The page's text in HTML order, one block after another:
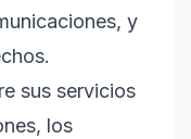
y
sus servicios
los